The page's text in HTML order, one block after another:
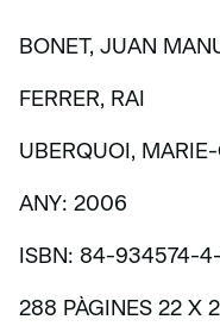
BONET, JUAN
FERRER, RAI
UBERQUOI,
ANY: 2006
ISBN: 84-934574-
288 PÀGINES 22 X